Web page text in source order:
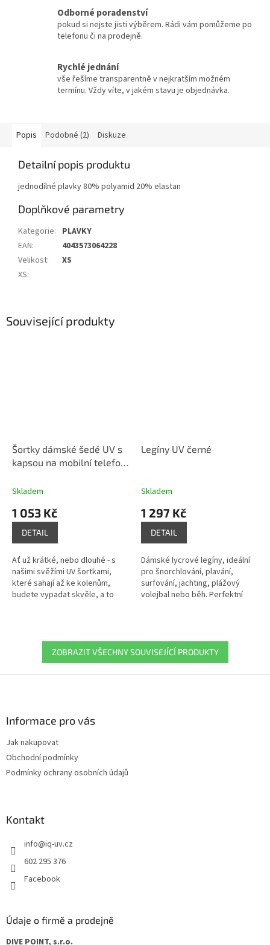
Odborné poradenství
pokud si nejste jisti výběrem. Rádi vám pomůžeme po
telefonu či na prodejně.
Rychlé jednání
vše řešíme transparentně v nejkratším možném
termínu. Vždy víte, v jakém stavu je objednávka.
Související produkty
Šortky dámské šedé UV s
kapsou na mobilní telefon
čas
Skladem
1 053 Kč
DETAIL
Ať už krátké, nebo dlouhé - s
našimi svěžími UV šortkami,
které sahají až ke kolenům,
budete vypadat skvěle, a to
Legíny UV černé
Skladem
1 297 Kč
DETAIL
Dámské lycrové legíny, ideální
pro šnorchlování, plavání,
surfování, jachting, plážový
volejbal nebo běh. Perfektní
ZOBRAZIT VŠECHNY SOUVISEJÍCÍ PRODUKTY
Popis Podobné (2) Diskuze
Detailní popis produktu
jednodílné plavky 80% polyamid 20% elastan
Doplňkové parametry
Kategorie: PLAVKY
EAN:
4043573064228
Velikost:
XS
XS:
Informace pro vás
Jak nakupovat
Obchodní podmínky
Podmínky ochrany osobních údajů
Kontakt
info@iq-uv.cz
602 295 376
Facebook
Údaje o firmě a prodejně
DIVE POINT, s.r.o.